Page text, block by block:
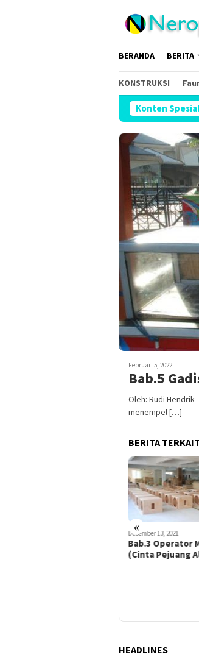
BERANDA BERITA
KONSTRUKSI
Konten Spesial
Februari 5, 2022
Bab.5
Oleh: Rudi
menempel […]
BERITA TERKAIT
«
Desember 13, 2021
Bab.3 Operator
(Cinta Pejuang
HEADLINES